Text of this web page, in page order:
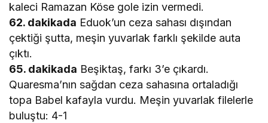
kaleci Ramazan Köse gole izin vermedi.
62. dakikada Eduok’un ceza sahası dışından
çektiği şutta, meşin yuvarlak farklı şekilde auta
çıktı.
65. dakikada Beşiktaş, farkı 3’e çıkardı.
Quaresma’nın sağdan ceza sahasına ortaladığı
topa Babel kafayla vurdu. Meşin yuvarlak filelerle
buluştu: 4-1